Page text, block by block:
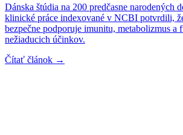
Dánska štúdia na 200 predčasne narodených
klinické práce indexované v NCBI potvrdili,
bezpečne podporuje imunitu, metabolizmus
nežiaducich účinkov.
Čítať článok →